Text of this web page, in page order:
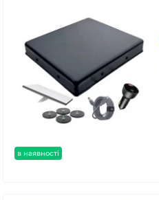
в наявності